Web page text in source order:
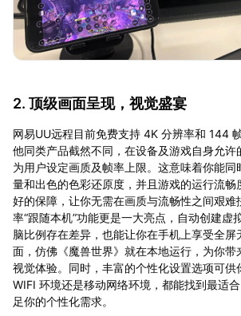
2. 顶级画面呈现，视觉盛宴
网易UU远程目前免费支持 4K 分辨率和 144
他同类产品截然不同，在设备及游戏自身允许
为用户设定画质及帧率上限。这意味着你能同
量和出色的色彩还原度，并且游戏的运行流畅
好的保障，让你无需在画质与流畅性之间艰难
率“跟随本机”功能更是一大亮点，自动创建虚
脑比例存在差异，也能让你在手机上享受全屏
面，仿佛《魔兽世界》就在本地运行，为你带
视觉体验。同时，丰富的个性化设置选项可供
WIFI 环境还是移动网络环境，都能找到最适
足你的个性化需求。